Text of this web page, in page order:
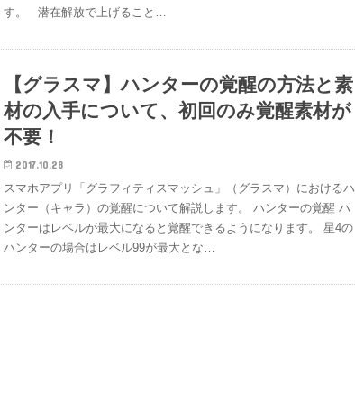
す。 潜在解放で上げること…
【グラスマ】ハンターの覚醒の方法と素
材の入手について、初回のみ覚醒素材が
不要！
2017.10.28
スマホアプリ「グラフィティスマッシュ」（グラスマ）におけるハ
ンター（キャラ）の覚醒について解説します。 ハンターの覚醒 ハ
ンターはレベルが最大になると覚醒できるようになります。 星4の
ハンターの場合はレベル99が最大とな…